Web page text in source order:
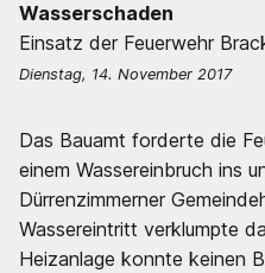
Wasserschaden
Einsatz der Feuerwehr
Dienstag, 14. November 2017
Das Bauamt forderte die
einem Wassereinbruch ins
Dürrenzimmerner
Wassereintritt verklumpte
Heizanlage konnte keinen